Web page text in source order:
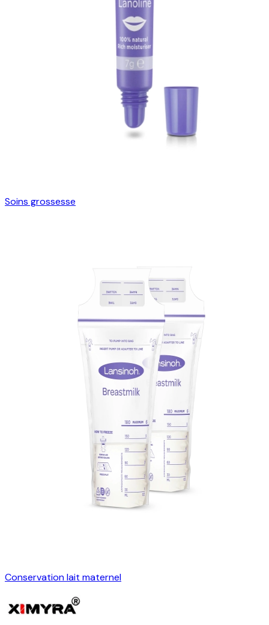
Soins grossesse
Conservation lait maternel